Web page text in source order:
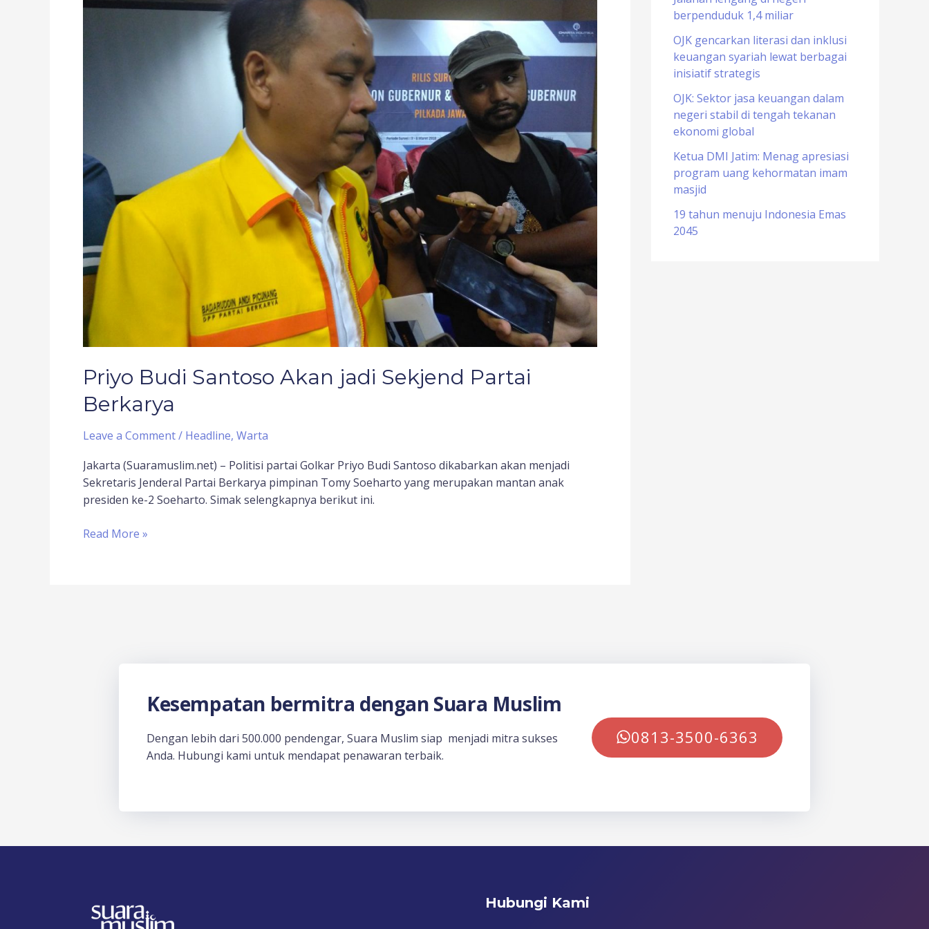
Priyo Budi Santoso Akan jadi Sekjend Partai
Berkarya
Leave a Comment/ Headline, Warta
Jakarta (Suaramuslim.net) – Politisi partai Golkar Priyo Budi Santoso dikabarkan akan menjadi
Sekretaris Jenderal Partai Berkarya pimpinan Tomy Soeharto yang merupakan mantan anak
presiden ke-2 Soeharto. Simak selengkapnya berikut ini.
Read More »
o
r
:
berpenduduk 1,4 miliar
OJK gencarkan literasi dan inklusi
keuangan syariah lewat berbagai
inisiatif strategis
OJK: Sektor jasa keuangan dalam
negeri stabil di tengah tekanan
ekonomi global
Ketua DMI Jatim: Menag apresiasi
program uang kehormatan imam
masjid
19 tahun menuju Indonesia Emas
2045
Kesempatan bermitra dengan Suara Muslim
Dengan lebih dari 500.000 pendengar, Suara Muslim siap menjadi mitra sukses
Anda. Hubungi kami untuk mendapat penawaran terbaik.
0813-3500-6363
Hubungi Kami